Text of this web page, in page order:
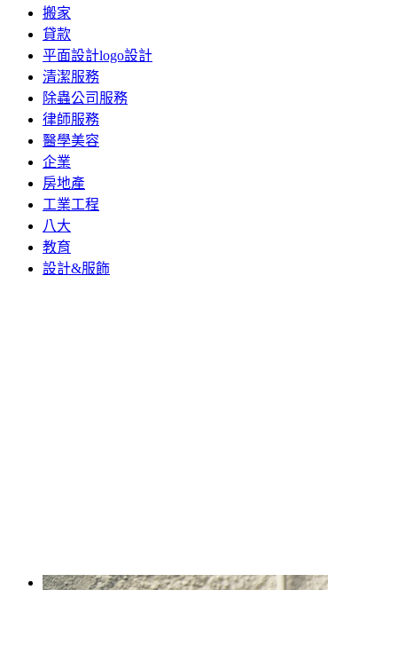
搬家
貸款
平面設計logo設計
清潔服務
除蟲公司服務
律師服務
醫學美容
企業
房地產
工業工程
八大
教育
設計&服飾